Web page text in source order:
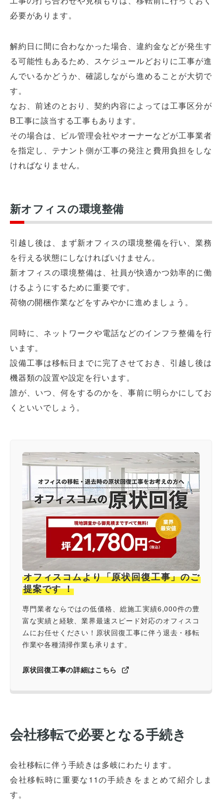
必要があります。
解約日に間に合わなかった場合、違約金などが発生す
る可能性もあるため、スケジュールどおりに工事が進
んでいるかどうか、確認しながら進めることが大切で
す。
なお、前述のとおり、契約内容によっては工事区分が
B工事に該当する工事もあります。
その場合は、ビル管理会社やオーナーなどが工事業者
を指定し、テナント側が工事の発注と費用負担をしな
ければなりません。
新オフィスの環境整備
引越し後は、まず新オフィスの環境整備を行い、業務
を行える状態にしなければいけません。
新オフィスの環境整備は、社員が快適かつ効率的に働
けるようにするために重要です。
荷物の開梱作業などをすみやかに進めましょう。
同時に、ネットワークや電話などのインフラ整備を行
います。
設備工事は移転日までに完了させておき、引越し後は
機器類の設置や設定を行います。
誰が、いつ、何をするのかを、事前に明らかにしてお
くといいでしょう。
オフィスコムより「原状回復工事」のご
提案です ！
専門業者ならではの低価格、総施工実績6,000件の豊
富な実績と経験、業界最速スピード対応のオフィスコ
ムにお任せください！原状回復工事に伴う退去・移転
作業や各種清掃作業も承ります。
原状回復工事の詳細はこちら
会社移転で必要となる手続き
会社移転に伴う手続きは多岐にわたります。
会社移転時に重要な11の手続きをまとめて紹介しま
す。